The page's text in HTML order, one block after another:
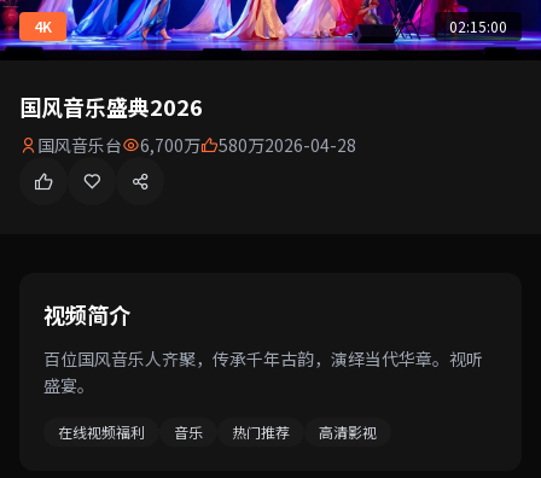
4K 02:15:00
国风音乐盛典2026
国风音乐台 6,700万 580万2026-04-28
视频简介
百位国风音乐人齐聚，传承千年古韵，演绎当代华章。视听
盛宴。
在线视频福利 音乐 热门推荐 高清影视